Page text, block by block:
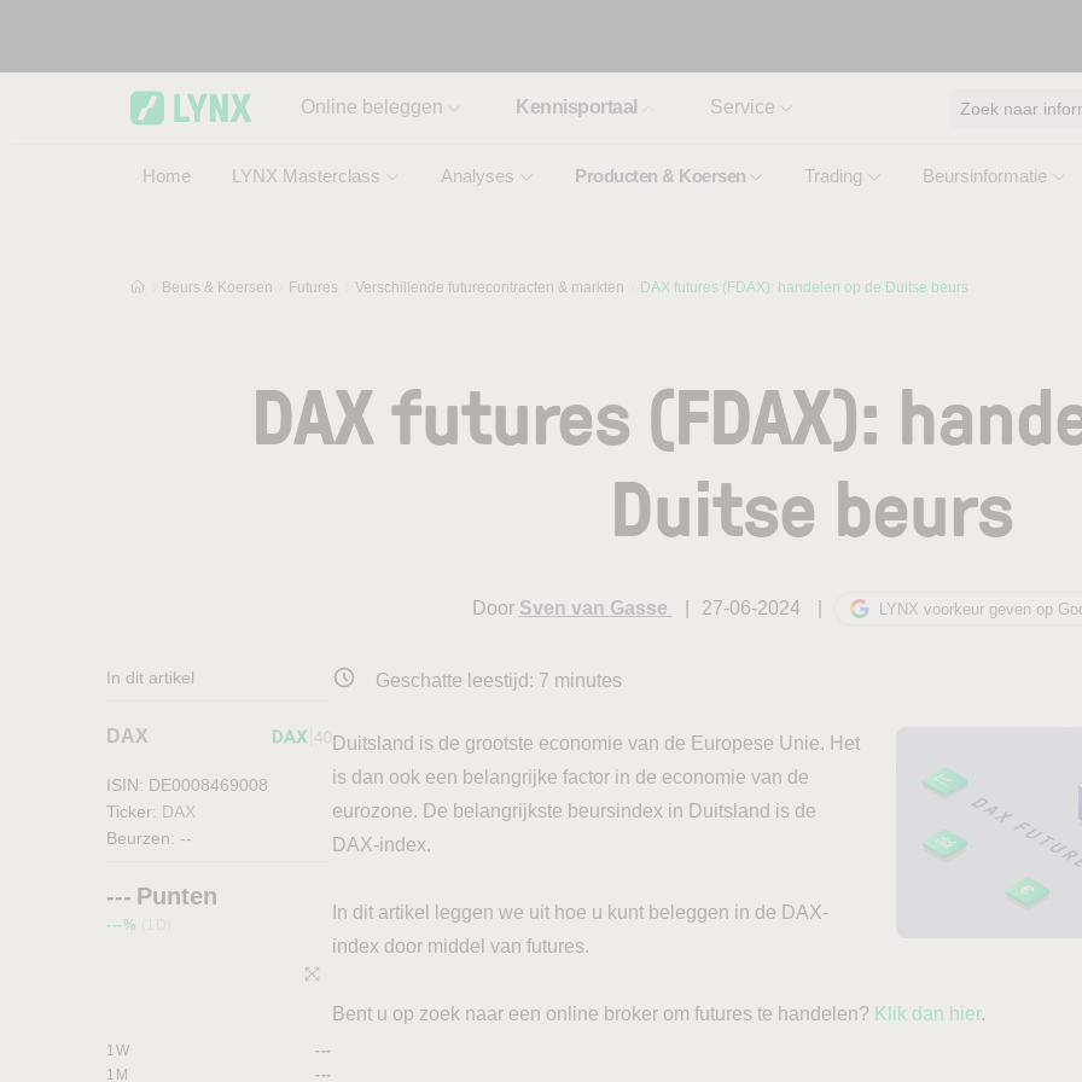
Online beleggen Kennisportaal
Home LYNX Masterclass Analyses Producten & Koersen Trading Beursinformatie
Service Zoek naar
Beurs & Koersen Futures Verschillende futurecontracten & markten DAX futures (FDAX): handelen op de Duitse beurs
DAX futures (FDAX):
Duitse beurs
Door Sven van Gasse 27-06-2024 LYNX voorkeur geven op
In dit artikel
DAX
ISIN: DE0008469008
Ticker: DAX
Beurzen: --
--- Punten
---%
1W
---
1M
---
Geschatte leestijd: 7 minutes
Duitsland is de grootste economie van de Europese Unie. Het
is dan ook een belangrijke factor in de economie van de
eurozone. De belangrijkste beursindex in Duitsland is de
DAX-index.
In dit artikel leggen we uit hoe u kunt beleggen in de DAX-
index door middel van futures.
Bent u op zoek naar een online broker om futures te handelen? Klik dan hier.